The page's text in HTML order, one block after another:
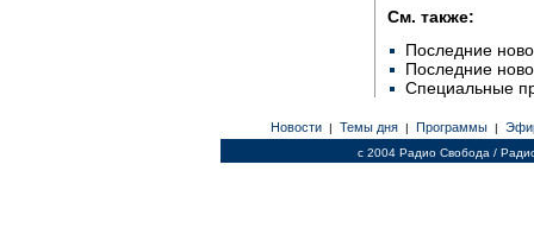
См. также:
Последние
Последние
Специальные
Новости | Темы дня | Программы |
c 2004 Радио Свобода /